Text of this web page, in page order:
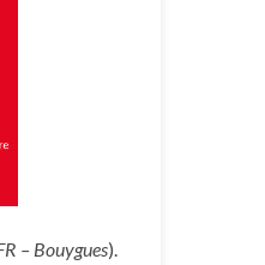
– Bouygues).